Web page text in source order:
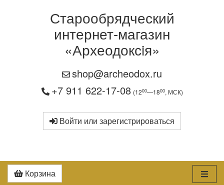
Старообрядческий
интернет-магазин
«Археодоксiя»
shop@archeodox.ru
+7 911 622-17-08 (1200—1800, МСК)
Войти или зарегистрироваться
Корзина